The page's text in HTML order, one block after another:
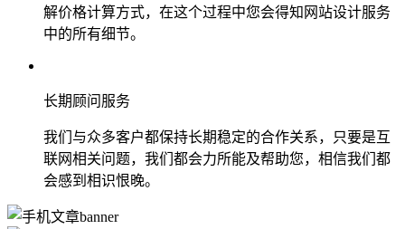
解价格计算方式，在这个过程中您会得知网站设计服务
中的所有细节。
长期顾问服务
我们与众多客户都保持长期稳定的合作关系，只要是互
联网相关问题，我们都会力所能及帮助您，相信我们都
会感到相识恨晚。